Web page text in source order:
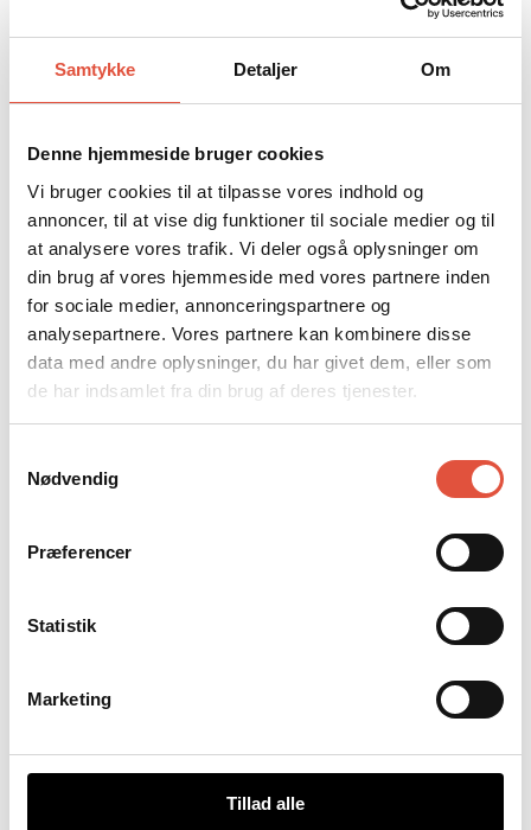
Samtykke Detaljer Om
Denne hjemmeside bruger cookies
Vi bruger cookies til at tilpasse vores indhold og
annoncer, til at vise dig funktioner til sociale medier og til
at analysere vores trafik. Vi deler også oplysninger om
din brug af vores hjemmeside med vores partnere inden
for sociale medier, annonceringspartnere og
analysepartnere. Vores partnere kan kombinere disse
data med andre oplysninger, du har givet dem, eller som
de har indsamlet fra din brug af deres tjenester.
Nødvendig
Præferencer
Statistik
Marketing
Tillad alle
©FGU Nordvestsjælland 2026.
Velkommen på FGU
Ferie og fordybelsesplaner
Elevhåndbog
Vejledning
Elevhistorier
Uddannelser
Uddannelsesspor
AGU - Almen Grunduddannelse
AGU
AGU Online
Musik, Kunst og Kreativitet
Omsorg & Sundhed
Turisme, Kultur & Fritid